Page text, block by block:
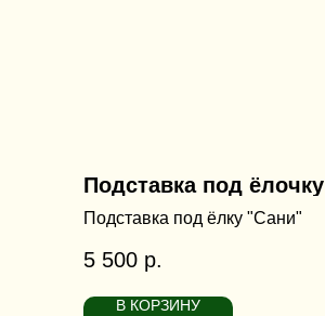
Подставка под ёлочку
Подставка под ёлку "Сани"
5 500 р.
В КОРЗИНУ